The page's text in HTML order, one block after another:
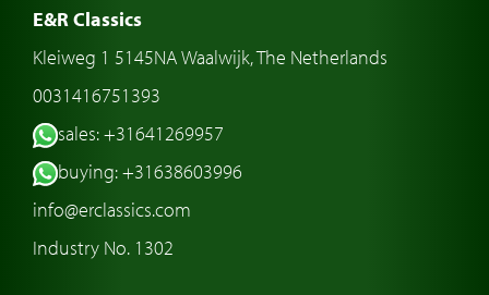
E&R Classics
Kleiweg 1 5145NA Waalwijk, The Netherlands
0031416751393
sales: +31641269957
buying: +31638603996
info@erclassics.com
Industry No. 1302